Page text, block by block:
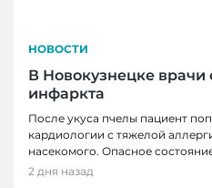
НОВОСТИ
В Новокузнецке врачи
инфаркта
После укуса пчелы пациент
кардиологии с тяжелой
насекомого. Опасное
2 дня назад
НОВОСТИ
Школьные укрытия
НОВОСТИ, НОВОСТИ